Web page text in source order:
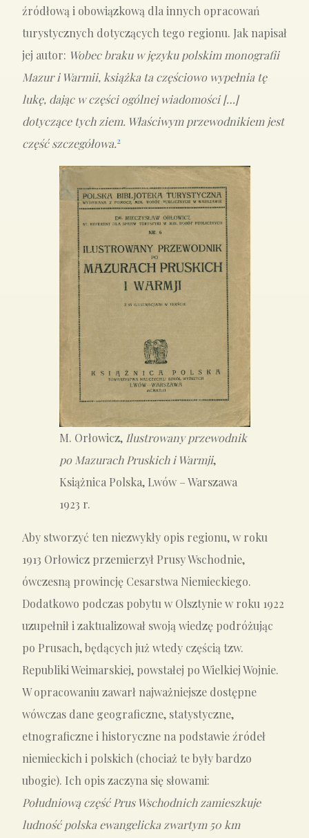
źródłową i obowiązkową dla innych opracowań
turystycznych dotyczących tego regionu. Jak napisał
jej autor: Wobec braku w języku polskim monografii
Mazur i Warmii, książka ta częściowo wypełnia tę
lukę, dając w części ogólnej wiadomości […]
dotyczące tych ziem. Właściwym przewodnikiem jest
część szczegółowa.2
M. Orłowicz, Ilustrowany przewodnik
po Mazurach Pruskich i Warmji,
Książnica Polska, Lwów – Warszawa
1923 r.
Aby stworzyć ten niezwykły opis regionu, w roku
1913 Orłowicz przemierzył Prusy Wschodnie,
ówczesną prowincję Cesarstwa Niemieckiego.
Dodatkowo podczas pobytu w Olsztynie w roku 1922
uzupełnił i zaktualizował swoją wiedzę podróżując
po Prusach, będących już wtedy częścią tzw.
Republiki Weimarskiej, powstałej po Wielkiej Wojnie.
W opracowaniu zawarł najważniejsze dostępne
wówczas dane geograficzne, statystyczne,
etnograficzne i historyczne na podstawie źródeł
niemieckich i polskich (chociaż te były bardzo
ubogie). Ich opis zaczyna się słowami:
Południową część Prus Wschodnich zamieszkuje
ludność polska ewangelicka zwartym 50 km